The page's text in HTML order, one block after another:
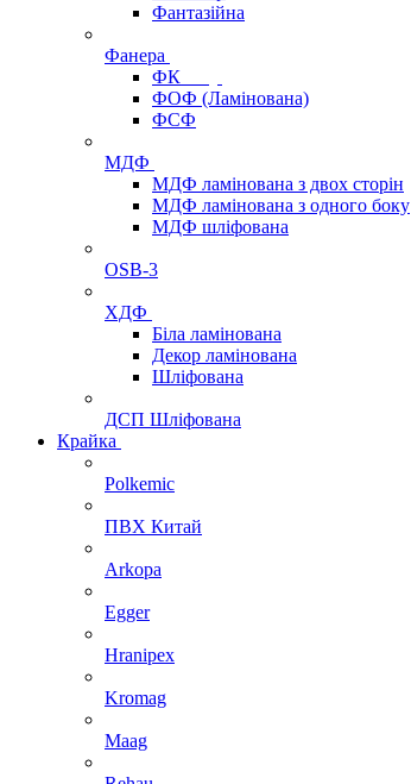
Фантазійна
Фанера
ФК
ФОФ (Ламінована)
ФСФ
МДФ
МДФ ламінована з двох сторін
МДФ ламінована з одного боку
МДФ шліфована
OSB-3
ХДФ
Біла ламінована
Декор ламінована
Шліфована
ДСП Шліфована
Крайка
Polkemic
ПВХ Китай
Arkopa
Egger
Hranipex
Kromag
Maag